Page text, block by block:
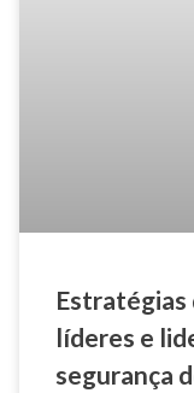
Estratégias
líderes e
segurança